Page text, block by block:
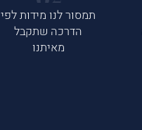
תמסור לנו מידות לפי
הדרכה שתקבל
מאיתנו